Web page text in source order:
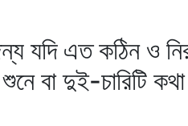
যদি এত কঠিন ও
বা দুই-চারিটি